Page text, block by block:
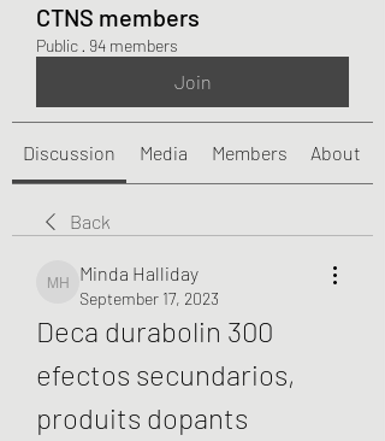
CTNS members
Public · 94 members
Join
Discussion Media Members About
Back
Minda Halliday
Minda Halliday
September 17, 2023
Deca durabolin 300
efectos secundarios,
produits dopants